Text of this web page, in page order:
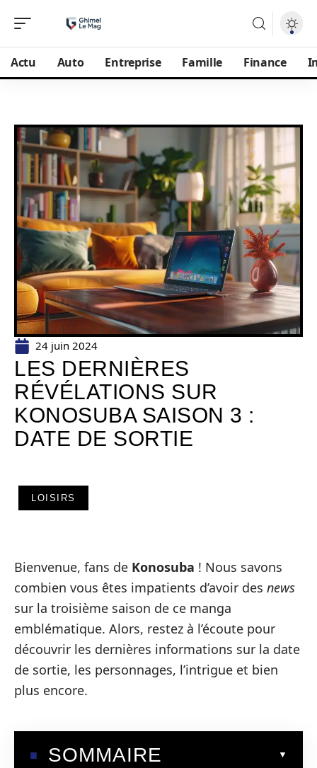
Actu Auto Entreprise Famille Finance
24 juin 2024
LES DERNIÈRES
RÉVÉLATIONS SUR
KONOSUBA SAISON 3 :
DATE DE SORTIE
LOISIRS
Bienvenue, fans de Konosuba ! Nous savons
combien vous êtes impatients d’avoir des news
sur la troisième saison de ce manga
emblématique. Alors, restez à l’écoute pour
découvrir les dernières informations sur la date
de sortie, les personnages, l’intrigue et bien
plus encore.
SOMMAIRE